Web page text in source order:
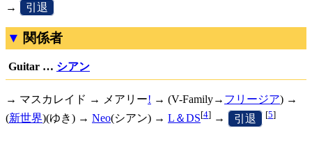
→
引退
関係者
Guitar … シアン
→ マスカレイド → メアリー! → (V-Family→ フリージア) →
(新世界)(ゆき) → Neo(シアン) → L＆DS[4] → 引退 [5]